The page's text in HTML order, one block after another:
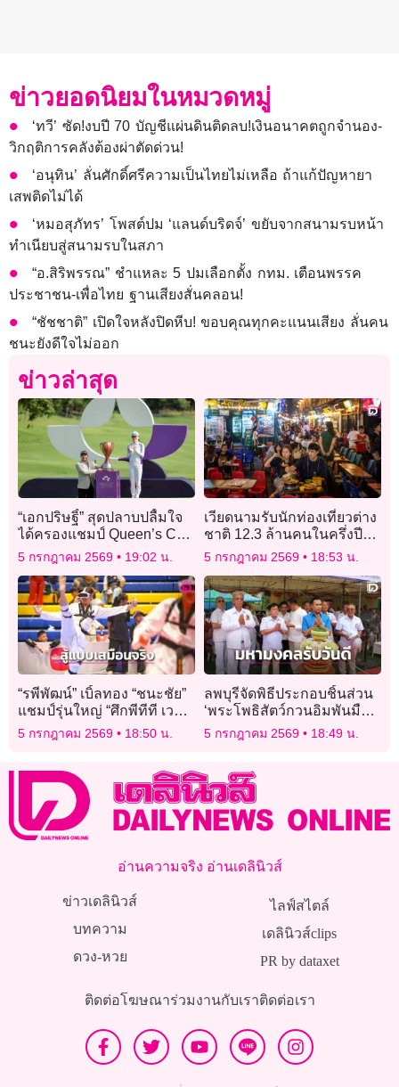
ข่าวยอดนิยมในหมวดหมู่
‘ทวี’ ซัด!งบปี 70 บัญชีแผ่นดินติดลบ!เงินอนาคตถูกจำนอง-
วิกฤติการคลังต้องผ่าตัดด่วน!
‘อนุทิน’ ลั่นศักดิ์ศรีความเป็นไทยไม่เหลือ ถ้าแก้ปัญหายา
เสพติดไม่ได้
‘หมอสุภัทร’ โพสต์ปม ‘แลนด์บริดจ์’ ขยับจากสนามรบหน้า
ทำเนียบสู่สนามรบในสภา
“อ.สิริพรรณ” ชำแหละ 5 ปมเลือกตั้ง กทม. เตือนพรรค
ประชาชน-เพื่อไทย ฐานเสียงสั่นคลอน!
“ชัชชาติ” เปิดใจหลังปิดหีบ! ขอบคุณทุกคะแนนเสียง ลั่นคน
ชนะยังดีใจไม่ออก
ข่าวล่าสุด
“เอกปริษฐิ์” สุดปลาบปลื้มใจ
ได้ครองแชมป์ Queen’s Cup
2026 ถ้วยพระราชทาน
สมเด็จพระนางเจ้าฯ พระบรม
ราชินี คนแรกของไทย
5 กรกฎาคม 2569 19:02 น.
เวียดนามรับนักท่องเที่ยวต่าง
ชาติ 12.3 ล้านคนในครึ่งปี
แรก เอเชียนำตลาด
5 กรกฎาคม 2569 18:53 น.
“รพีพัฒน์” เบิ้ลทอง “ชนะชัย”
แชมป์รุ่นใหญ่ “ศึกพีทีที เวอร์
ชวล เทควันโด” ชิงแชมป์
ประเทศไทยครั้งแรก
5 กรกฎาคม 2569 18:50 น.
ลพบุรีจัดพิธีประกอบชิ้นส่วน
‘พระโพธิสัตว์กวนอิมพันมือ
หยกขาว’ ใหญ่สุดใน
ประเทศไทย
5 กรกฎาคม 2569 18:49 น.
อ่านความจริง อ่านเดลินิวส์
ข่าวเดลินิวส์
บทความ
ดวง-หวย
ไลฟ์สไตล์
เดลินิวส์clips
PR by dataxet
ติดต่อโฆษณาร่วมงานกับเราติดต่อเรา